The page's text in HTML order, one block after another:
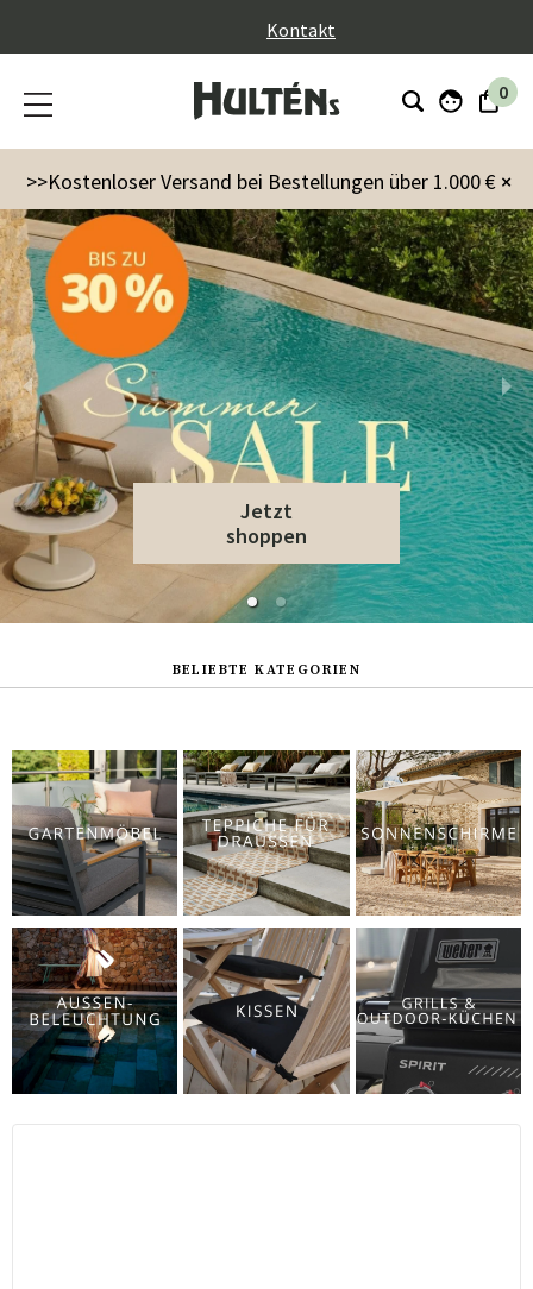
Kontakt
0
×
>>Kostenloser Versand bei Bestellungen über 1.000 €
Jetzt
shoppen
BELIEBTE KATEGORIEN